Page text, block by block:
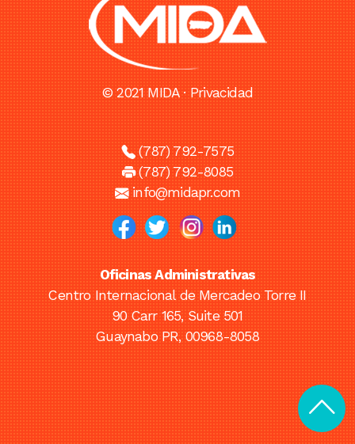
© 2021 MIDA ·Privacidad
(787) 792-7575
(787) 792-8085
info@midapr.com
Oficinas Administrativas
Centro Internacional de Mercadeo Torre II
90 Carr 165, Suite 501
Guaynabo PR, 00968-8058